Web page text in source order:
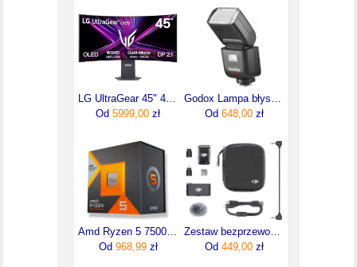
Od 5999,00 zł
Od 648,00zł
Od 968,99zł
Od 449,00zł